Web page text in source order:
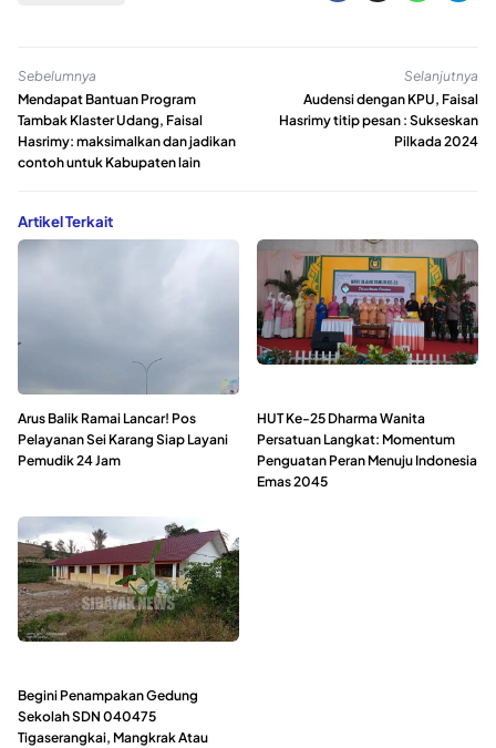
Sebelumnya
Mendapat Bantuan Program
Tambak Klaster Udang, Faisal
Hasrimy: maksimalkan dan jadikan
contoh untuk Kabupaten lain
Selanjutnya
Audensi dengan KPU, Faisal
Hasrimy titip pesan : Sukseskan
Pilkada 2024
Artikel Terkait
Arus Balik Ramai Lancar! Pos
Pelayanan Sei Karang Siap Layani
Pemudik 24 Jam
HUT Ke-25 Dharma Wanita
Persatuan Langkat: Momentum
Penguatan Peran Menuju Indonesia
Emas 2045
Begini Penampakan Gedung
Sekolah SDN 040475
Tigaserangkai, Mangkrak Atau